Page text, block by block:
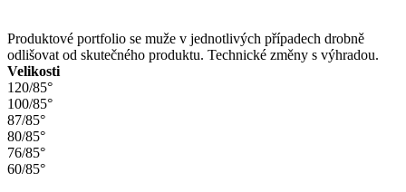
Produktové portfolio se muže v jednotlivých případech drobně
odlišovat od skutečného produktu. Technické změny s výhradou.
Velikosti
120/85°
100/85°
87/85°
80/85°
76/85°
60/85°